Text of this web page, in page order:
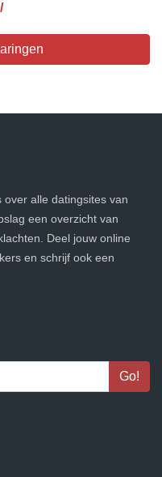
alle datingsites van
een overzicht van
Deel jouw online
en schrijf ook een